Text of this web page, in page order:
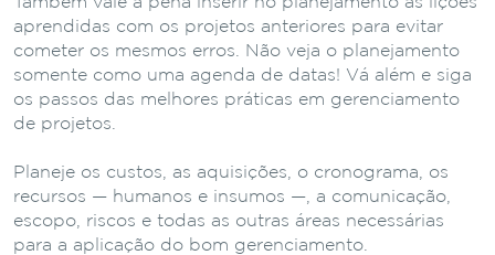
aprendidas com os projetos anteriores para evitar
cometer os mesmos erros. Não veja o planejamento
somente como uma agenda de datas! Vá além e siga
os passos das melhores práticas em gerenciamento
de projetos.
Planeje os custos, as aquisições, o cronograma, os
recursos — humanos e insumos —, a comunicação,
escopo, riscos e todas as outras áreas necessárias
para a aplicação do bom gerenciamento.